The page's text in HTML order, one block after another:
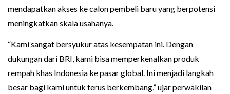
mendapatkan akses ke calon pembeli baru yang berpotensi
meningkatkan skala usahanya.
“Kami sangat bersyukur atas kesempatan ini. Dengan
dukungan dari BRI, kami bisa memperkenalkan produk
rempah khas Indonesia ke pasar global. Ini menjadi langkah
besar bagi kami untuk terus berkembang,” ujar perwakilan